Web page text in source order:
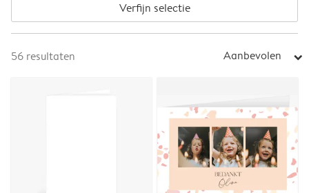
Verfijn selectie
56 resultaten Aanbevolen arrow_right